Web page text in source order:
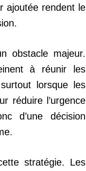
ajoutée rendent le
obstacle majeur.
à réunir les
lorsque les
réduire l’urgence
d’une décision
stratégie. Les